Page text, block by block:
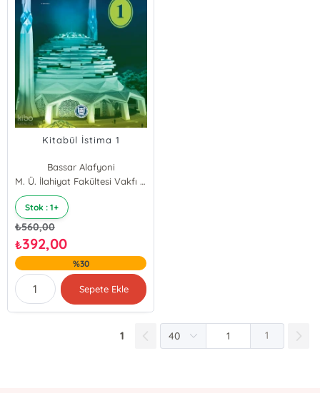
Kitabül İstima 1
Bassar Alafyoni
Leyali ed-Derazi
Mahmoud Al Ghafier
Abdulkader Ghashim
M. Ü. İlahiyat Fakültesi Vakfı Yayınları
Stok : 1+
₺560,00
₺392,00
%30
Sepete Ekle
1 1